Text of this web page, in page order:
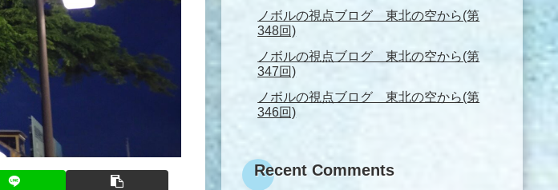
ノボルの視点ブログ 東北の空から(第
348回)
ノボルの視点ブログ 東北の空から(第
347回)
ノボルの視点ブログ 東北の空から(第
346回)
Recent Comments